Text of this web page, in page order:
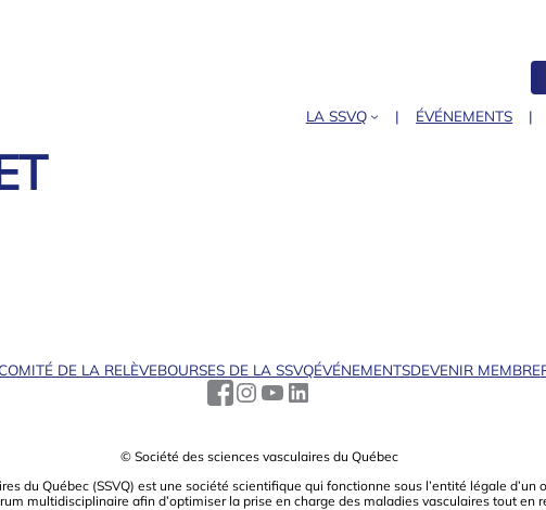
LA SSVQ ÉVÉNEMENTS
DE LA RELÈVEBOURSES DE LA SSVQÉVÉNEMENTSDEVENIR MEMBRE
© Société des sciences vasculaires du Québec
du Québec (SSVQ) est une société scientiﬁque qui fonctionne sous l’entité légale
multidisciplinaire aﬁn d’optimiser la prise en charge des maladies vasculaires tout en